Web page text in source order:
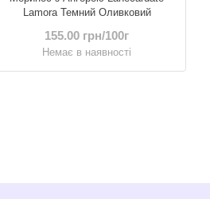
Lamora Темний Оливковий
155.00 грн/100г
Немає в наявності